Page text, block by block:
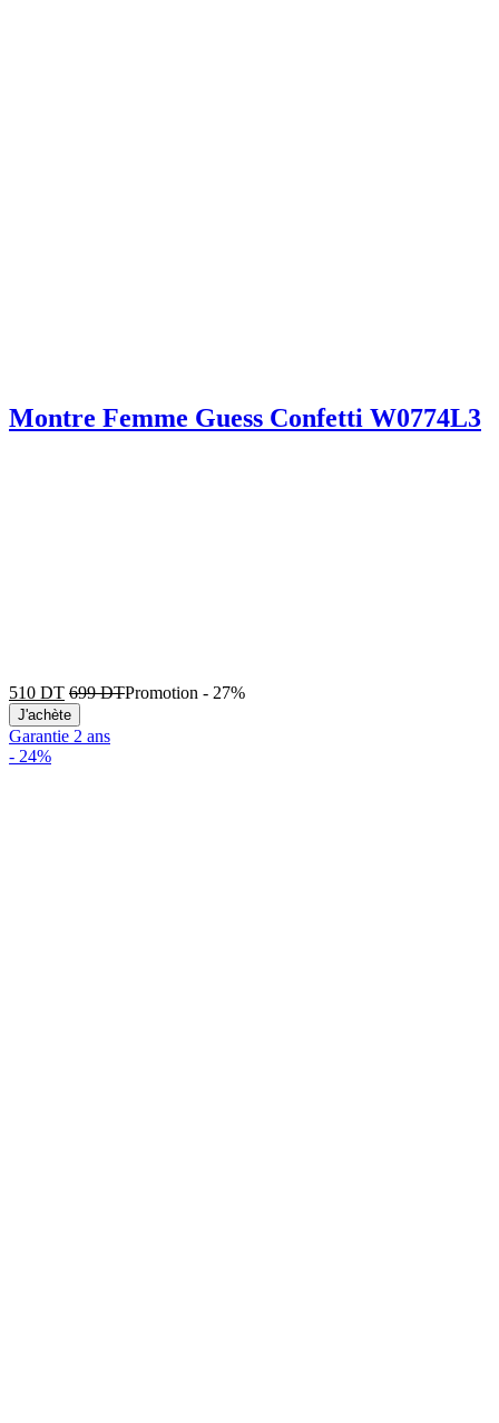
Montre Femme Guess Confetti W0774L3
510 DT 699DTPromotion - 27%
J'achète
Garantie 2 ans
- 24%